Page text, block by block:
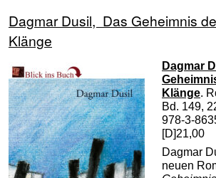
Dagmar Dusil, Das Geheimnis
Klänge
Dagmar
Klänge.
Bd. 149,
978-3-
[D]21,00
Dagmar
neuen